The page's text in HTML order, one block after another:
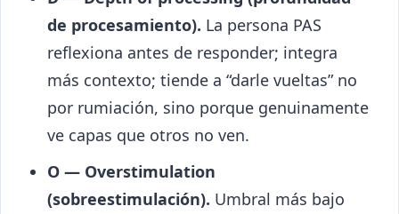
de procesamiento). La persona PAS
reflexiona antes de responder; integra
más contexto; tiende a “darle vueltas” no
por rumiación, sino porque genuinamente
ve capas que otros no ven.
O — Overstimulation
(sobreestimulación). Umbral más bajo